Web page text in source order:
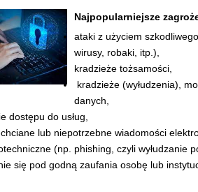
Najpopularniejsze
ataki z użyciem
wirusy, robaki, itp.),
kradzieże tożsamości,
kradzieże (wyłudzenia),
danych,
dostępu do usług,
lub niepotrzebne wiadomości
(np. phishing, czyli wyłudzanie
się pod godną zaufania osobę lub